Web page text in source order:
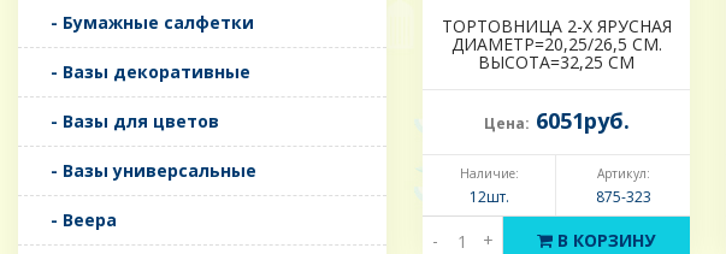
- Бумажные салфетки
- Вазы декоративные
- Вазы для цветов
- Вазы универсальные
- Веера
ТОРТОВНИЦА 2-Х ЯРУСНАЯ
ДИАМЕТР=20,25/26,5 СМ.
ВЫСОТА=32,25 СМ
Цена: 6051руб.
Наличие:
12шт.
Артикул:
875-323
- + В КОРЗИНУ